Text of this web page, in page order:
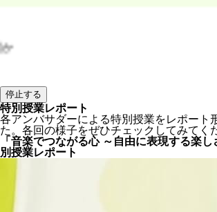
停止する
特別授業レポート
各アンバサダーによる特別授業をレポート
た。各回の様子をぜひチェックしてみてく
「音楽でつながる心 ～自由に表現する楽
別授業レポート